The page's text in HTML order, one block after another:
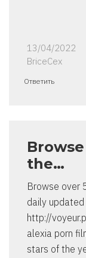
13/04/2022
BriceCex
Ответить
the…
Browse over
daily
http://
alexia porn
stars of the